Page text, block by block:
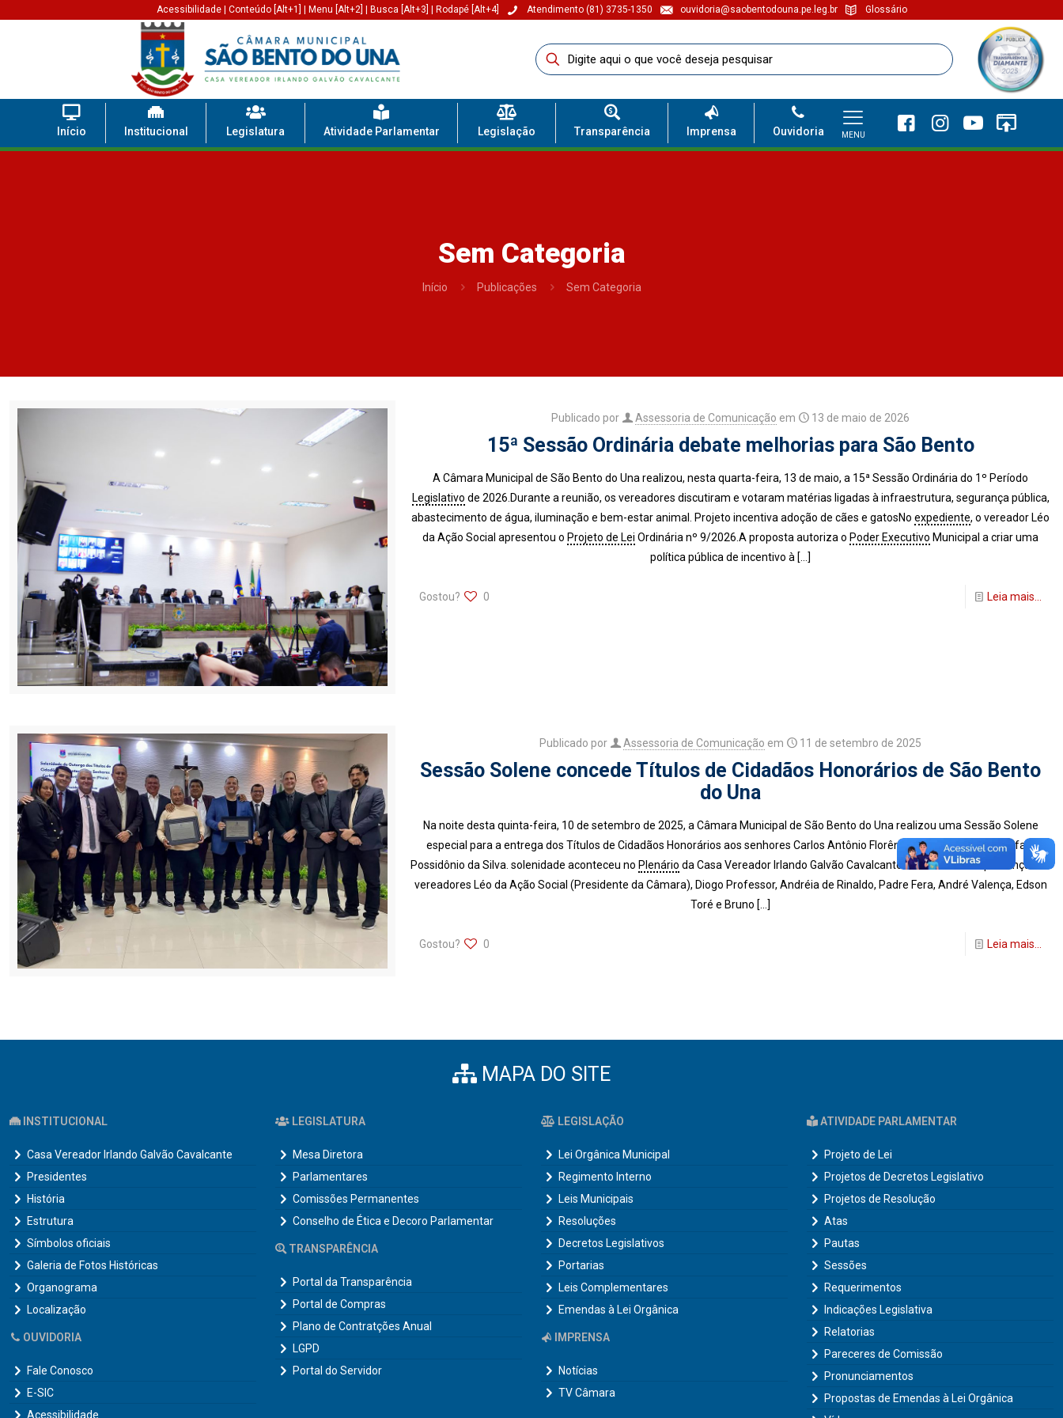
Acessibilidade| Conteúdo [Alt+1] Menu [Alt+2] Busca [Alt+3] Rodapé [Alt+4] Atendimento (81) 3735-1350 ouvidoria@saobentodouna.pe.leg.br Glossário
Início Institucional Legislatura Atividade Parlamentar Legislação Transparência Imprensa Ouvidoria MENU
Sem Categoria
Início Publicações Sem Categoria
Publicado por Assessoria de Comunicação em 13 de maio de 2026
15ª Sessão Ordinária debate melhorias para São Bento
A Câmara Municipal de São Bento do Una realizou, nesta quarta-feira, 13 de maio, a 15ª Sessão Ordinária do 1º Período
Legislativo de 2026.Durante a reunião, os vereadores discutiram e votaram matérias ligadas à infraestrutura, segurança pública,
abastecimento de água, iluminação e bem-estar animal. Projeto incentiva adoção de cães e gatosNoexpediente, o vereador Léo
da Ação Social apresentou o Projeto de Lei Ordinária nº 9/2026.A proposta autoriza o Poder Executivo Municipal a criar uma
política pública de incentivo à […]
Gostou? 0 Leia mais...
Publicado por Assessoria de Comunicação em 11 de setembro de 2025
Sessão Solene concede Títulos de Cidadãos Honorários de São Bento
do Una
Na noite desta quinta-feira, 10 de setembro de 2025, a Câmara Municipal de São Bento do Una realizou uma Sessão Solene
especial para a entrega dos Títulos de Cidadãos Honorários aos senhores Carlos Antônio Florêncio da Paz (Pitoia) e Rafael
Possidônio da Silva. solenidade aconteceu no Plenário da Casa Vereador Irlando Galvão Cavalcante e contou com a presença dos
vereadores Léo da Ação Social (Presidente da Câmara), Diogo Professor, Andréia de Rinaldo, Padre Fera, André Valença, Edson
Toré e Bruno […]
Gostou? 0 Leia mais...
MAPA DO SITE
INSTITUCIONAL
Casa Vereador Irlando Galvão Cavalcante
Presidentes
História
Estrutura
Símbolos oficiais
Galeria de Fotos Históricas
Organograma
Localização
OUVIDORIA
Fale Conosco
E-SIC
Acessibilidade
LEGISLATURA
Mesa Diretora
Parlamentares
Comissões Permanentes
Conselho de Ética e Decoro Parlamentar
TRANSPARÊNCIA
Portal da Transparência
Portal de Compras
Plano de Contratções Anual
LGPD
Portal do Servidor
LEGISLAÇÃO
Lei Orgânica Municipal
Regimento Interno
Leis Municipais
Resoluções
Decretos Legislativos
Portarias
Leis Complementares
Emendas à Lei Orgânica
IMPRENSA
Notícias
TV Câmara
ATIVIDADE PARLAMENTAR
Projeto de Lei
Projetos de Decretos Legislativo
Projetos de Resolução
Atas
Pautas
Sessões
Requerimentos
Indicações Legislativa
Relatorias
Pareceres de Comissão
Pronunciamentos
Propostas de Emendas à Lei Orgânica